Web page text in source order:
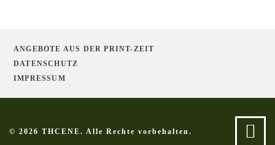
ANGEBOTE AUS DER PRINT-ZEIT
DATENSCHUTZ
IMPRESSUM
© 2026 THCENE. Alle Rechte vorbehalten.